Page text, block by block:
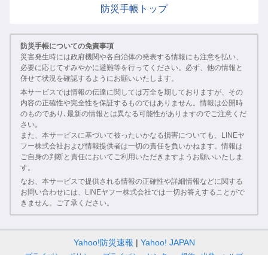
防災手帳トップ
防災手帳についての免責事項
災害発生時には政府機関や各自治体の発表する情報にも注意を払い、
必要に応じてすみやかに避難等を行ってください。必ず、他の情報と
併せて状況を確認するようにお願いいたします。
本サービスでは情報の伝達に関しては万全を期しておりますが、その
内容の正確性や完全性を保証するものではありません。情報は公開時
のものであり､最新の情報とは異なる可能性がありますのでご注意くだ
さい｡
また、本サービスに基づいて被ったいかなる損害についても、LINEヤ
フー株式会社および情報提供者は一切の責任を負いかねます。情報は
ご自身の判断と責任においてご利用いただきますようお願いいたしま
す。
なお、本サービスで提供される情報の正確性や詳細情報などに関する
お問い合わせには、LINEヤフー株式会社では一切お答えすることがで
きません。ご了承ください。
Yahoo!防災速報 Yahoo! JAPAN